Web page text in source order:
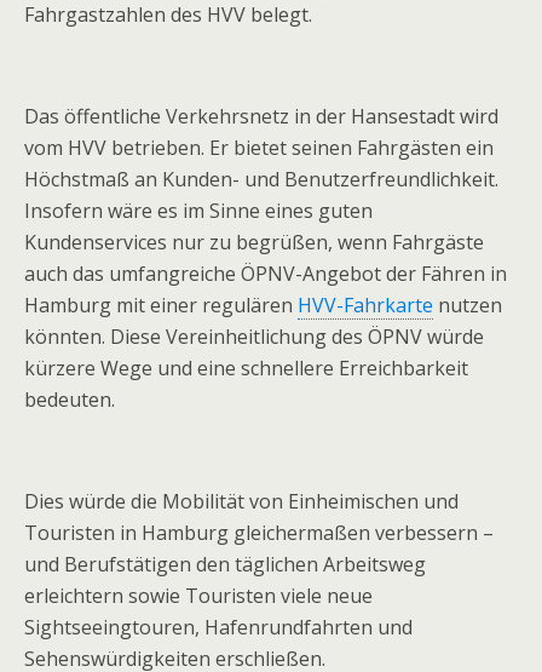
Fahrgastzahlen des HVV belegt.
Das öffentliche Verkehrsnetz in der Hansestadt wird
vom HVV betrieben. Er bietet seinen Fahrgästen ein
Höchstmaß an Kunden- und Benutzerfreundlichkeit.
Insofern wäre es im Sinne eines guten
Kundenservices nur zu begrüßen, wenn Fahrgäste
auch das umfangreiche ÖPNV-Angebot der Fähren in
Hamburg mit einer regulären HVV-Fahrkarte nutzen
könnten. Diese Vereinheitlichung des ÖPNV würde
kürzere Wege und eine schnellere Erreichbarkeit
bedeuten.
Dies würde die Mobilität von Einheimischen und
Touristen in Hamburg gleichermaßen verbessern –
und Berufstätigen den täglichen Arbeitsweg
erleichtern sowie Touristen viele neue
Sightseeingtouren, Hafenrundfahrten und
Sehenswürdigkeiten erschließen.